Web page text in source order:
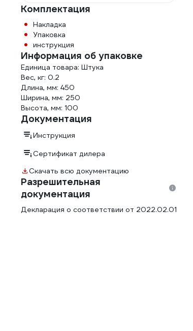
Комплектация
Накладка
Упаковка
инструкция
Информация об упаковке
Единица товара: Штука
Вес, кг: 0.2
Длина, мм: 450
Ширина, мм: 250
Высота, мм: 100
Документация
Инструкция
Сертификат дилера
Скачать всю документацию
Разрешительная
документация
Декларация о соответствии от 2022.02.01